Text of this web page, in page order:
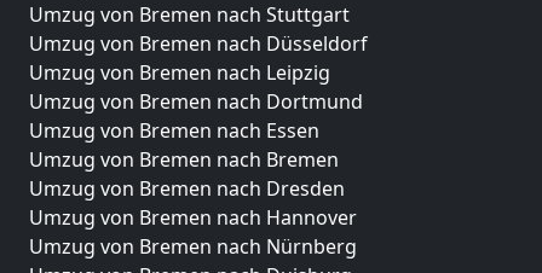
Umzug von Bremen nach Stuttgart
Umzug von Bremen nach Düsseldorf
Umzug von Bremen nach Leipzig
Umzug von Bremen nach Dortmund
Umzug von Bremen nach Essen
Umzug von Bremen nach Bremen
Umzug von Bremen nach Dresden
Umzug von Bremen nach Hannover
Umzug von Bremen nach Nürnberg